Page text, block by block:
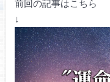
前回の記事はこちら
↓